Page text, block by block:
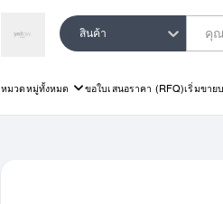
สินค้า
หมวดหมู่ทั้งหมด ขอใบเสนอราคา (RFQ)เริ่มขาย